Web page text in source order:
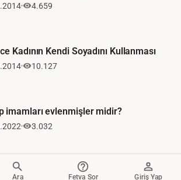
4.659
Kadının Kendi Soyadını Kullanması
10.127
imamları evlenmişler midir?
3.032
Ara Fetva Sor Giriş Yap